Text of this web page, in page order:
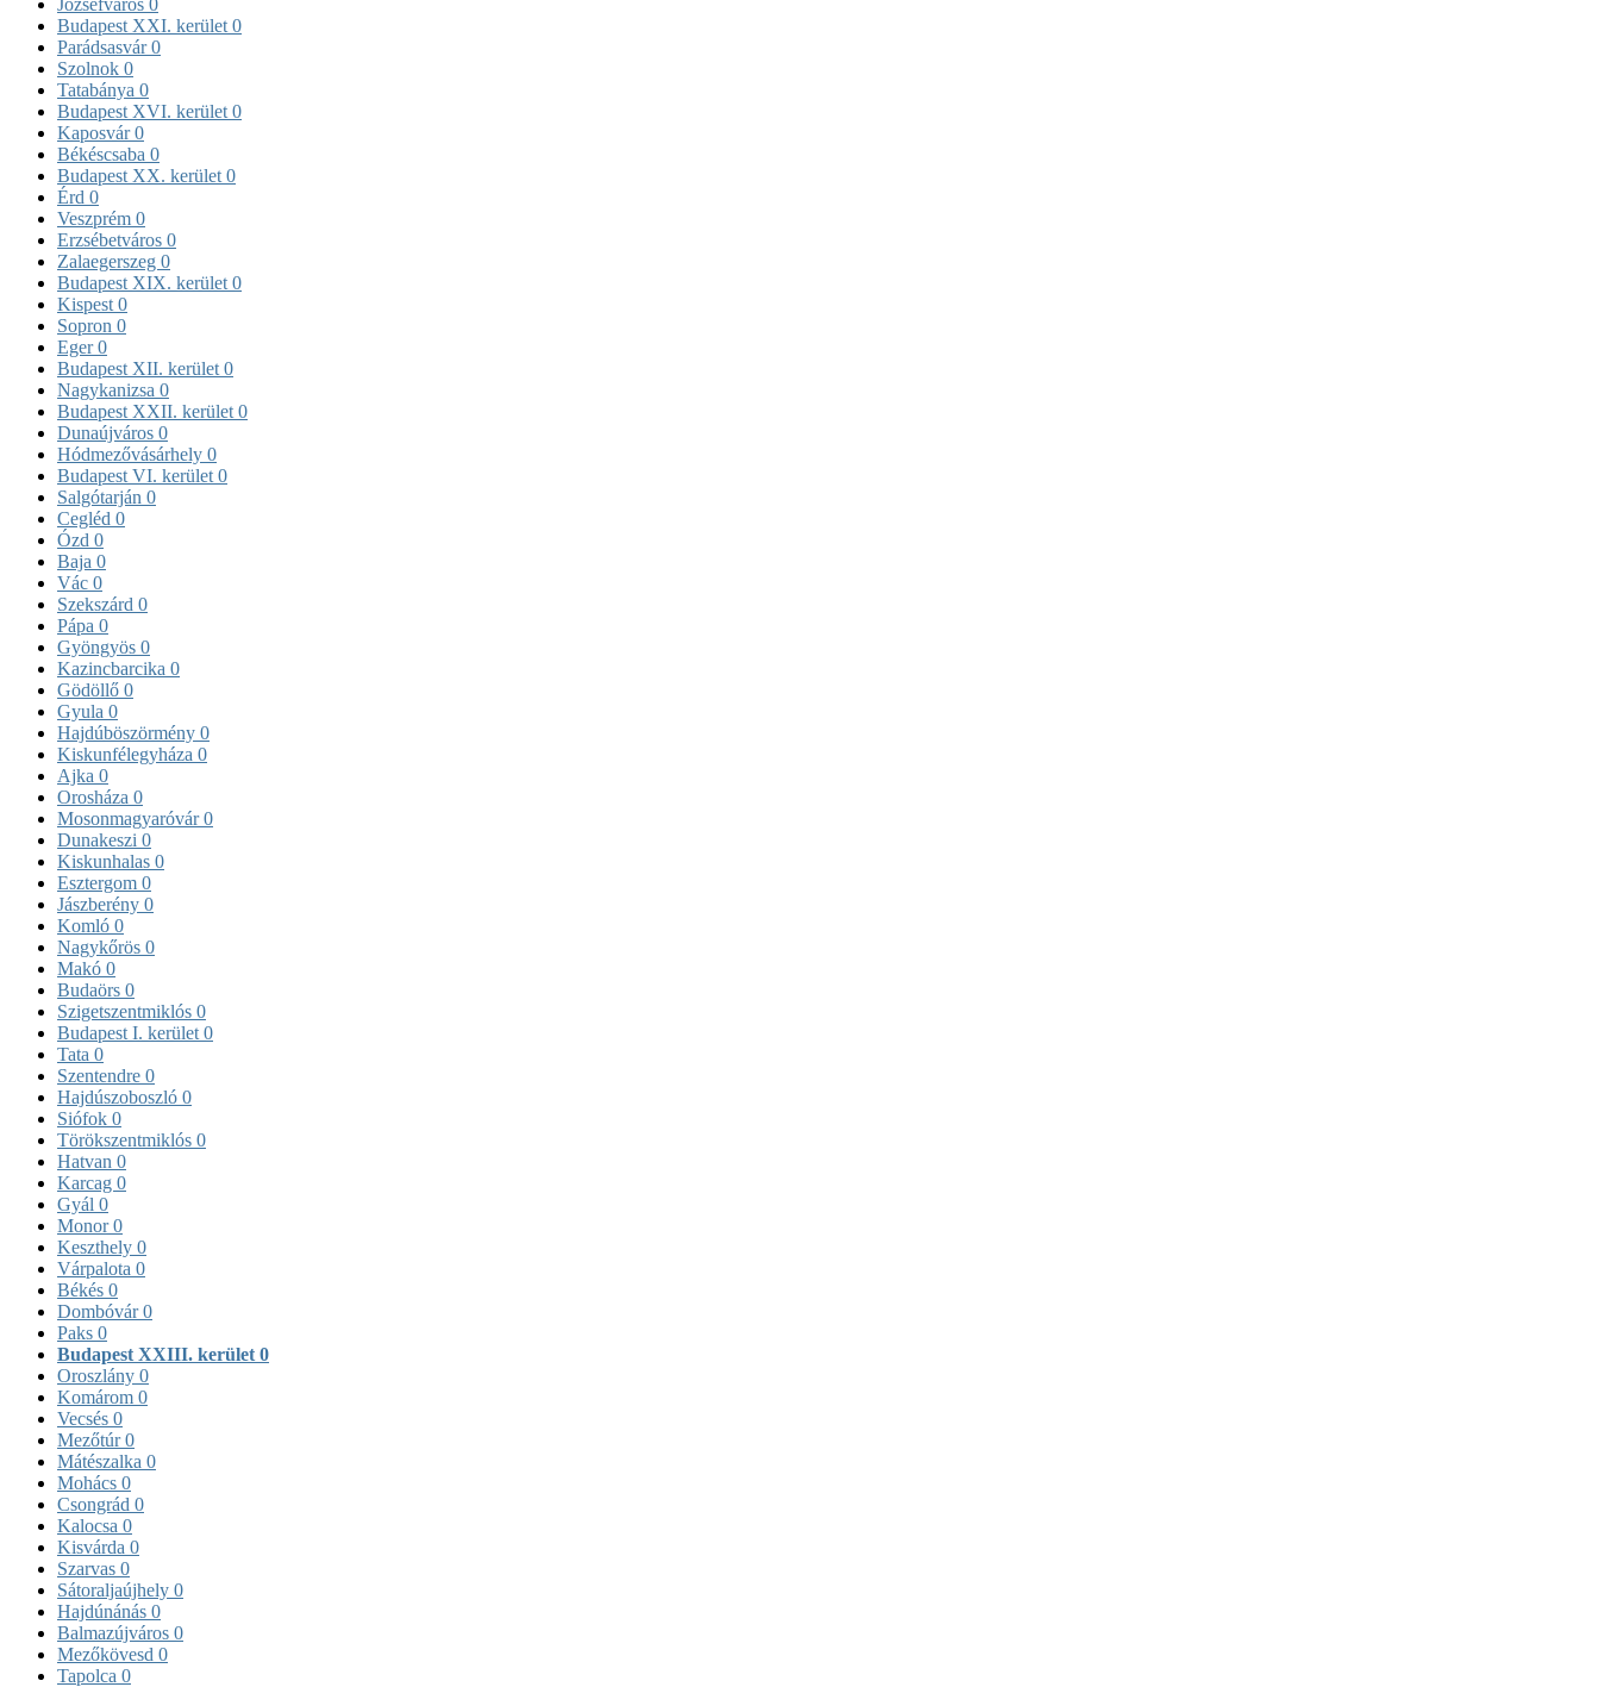
Budapest XXI. kerület 0
Parádsasvár0
Szolnok 0
Tatabánya 0
Budapest XVI. kerület 0
Kaposvár0
Békéscsaba 0
Budapest XX. kerület 0
Érd 0
Veszprém 0
Erzsébetváros 0
Zalaegerszeg 0
Budapest XIX. kerület 0
Kispest 0
Sopron 0
Eger0
Budapest XII. kerület 0
Nagykanizsa 0
Budapest XXII. kerület 0
Dunaújváros 0
Hódmezővásárhely 0
Budapest VI. kerület 0
Salgótarján 0
Cegléd 0
Ózd 0
Baja 0
Vác 0
Szekszárd 0
Pápa 0
Gyöngyös 0
Kazincbarcika 0
Gödöllő 0
Gyula 0
Hajdúböszörmény 0
Kiskunfélegyháza 0
Ajka 0
Orosháza 0
Mosonmagyaróvár0
Dunakeszi 0
Kiskunhalas 0
Esztergom 0
Jászberény 0
Komló 0
Nagykőrös 0
Makó 0
Budaörs 0
Szigetszentmiklós 0
Budapest I. kerület 0
Tata 0
Szentendre 0
Hajdúszoboszló 0
Siófok 0
Törökszentmiklós 0
Hatvan 0
Karcag 0
Gyál 0
Monor0
Keszthely 0
Várpalota 0
Békés 0
Dombóvár0
Paks 0
Budapest XXIII. kerület 0
Oroszlány 0
Komárom 0
Vecsés 0
Mezőtúr0
Mátészalka 0
Mohács 0
Csongrád 0
Kalocsa 0
Kisvárda 0
Szarvas 0
Sátoraljaújhely 0
Hajdúnánás 0
Balmazújváros 0
Mezőkövesd 0
Tapolca 0